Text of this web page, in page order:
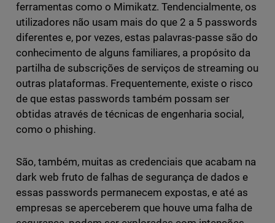
ferramentas como o Mimikatz. Tendencialmente, os
utilizadores não usam mais do que 2 a 5 passwords
diferentes e, por vezes, estas palavras-passe são do
conhecimento de alguns familiares, a propósito da
partilha de subscrições de serviços de streaming ou
outras plataformas. Frequentemente, existe o risco
de que estas passwords também possam ser
obtidas através de técnicas de engenharia social,
como o phishing.
São, também, muitas as credenciais que acabam na
dark web fruto de falhas de segurança de dados e
essas passwords permanecem expostas, e até as
empresas se aperceberem que houve uma falha de